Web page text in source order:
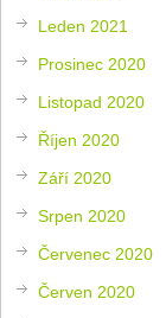
Leden 2021
Prosinec 2020
Listopad 2020
Říjen 2020
Září 2020
Srpen 2020
Červenec 2020
Červen 2020